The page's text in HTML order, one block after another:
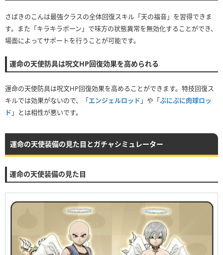
さばきのこんは最強クラスの全体回復スキル「天の福音」を習得できま
す。また「キラキラポーン」で味方の状態異常を無効化することができ、
場面によってサポートを行うことが可能です。
運命の天使防具は呪文HP回復効果を高められる
運命の天使防具は呪文HP回復効果を高めることができます。特技回復ス
キルでは効果がないので、「エンジェルロッド 」や「ぷにぷに肉球ロッ
ド 」とは相性が悪いです。
運命の天使装備の見た目とガチャシミュレーター
運命の天使装備の見た目